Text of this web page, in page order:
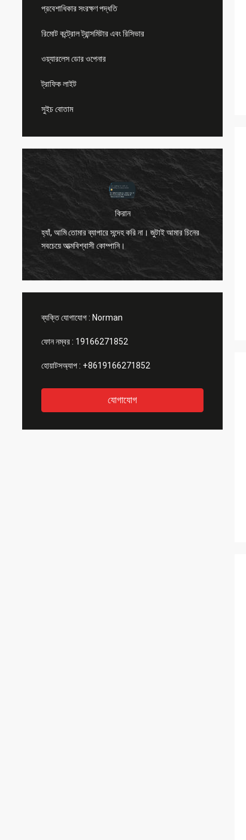
প্রবেশাধিকার সংরক্ষণ পদ্ধতি
রিমোট কন্ট্রোল ট্রান্সমিটার এবং রিসিভার
ওয়্যারলেস ডোর ওপেনার
ট্রাফিক লাইট
সুইচ বোতাম
কিরান
হ্যাঁ, আমি তোমার ব্যাপারে সন্দেহ করি না। জুটাই আমার চিনের
সবচেয়ে আত্মবিশ্বাসী কোম্পানি।
ব্যক্তি যোগাযোগ : Norman
ফোন নম্বর : 19166271852
হোয়াটসঅ্যাপ : +8619166271852
যোগাযোগ